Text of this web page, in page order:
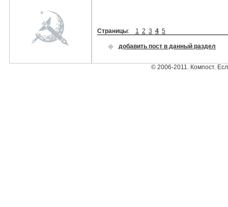
Страницы: 1 2 3 4 5
добавить пост в данный раздел
© 2006-2011. Компост.